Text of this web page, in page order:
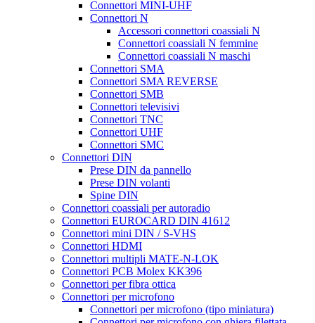
Connettori MINI-UHF
Connettori N
Accessori connettori coassiali N
Connettori coassiali N femmine
Connettori coassiali N maschi
Connettori SMA
Connettori SMA REVERSE
Connettori SMB
Connettori televisivi
Connettori TNC
Connettori UHF
Connettori SMC
Connettori DIN
Prese DIN da pannello
Prese DIN volanti
Spine DIN
Connettori coassiali per autoradio
Connettori EUROCARD DIN 41612
Connettori mini DIN / S-VHS
Connettori HDMI
Connettori multipli MATE-N-LOK
Connettori PCB Molex KK396
Connettori per fibra ottica
Connettori per microfono
Connettori per microfono (tipo miniatura)